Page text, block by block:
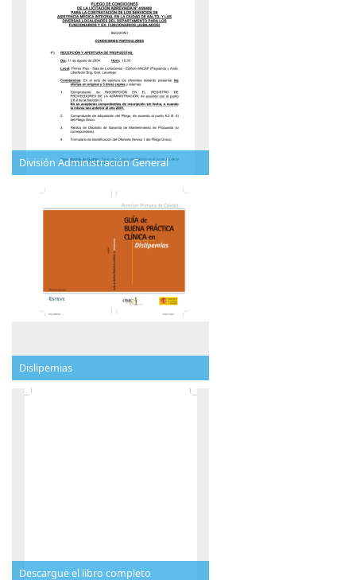
División Administración General
Dislipemias
Descargue el libro completo